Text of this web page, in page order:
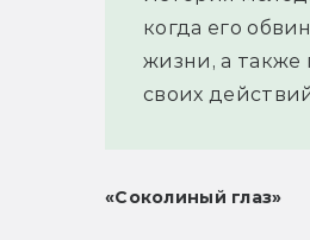
когда его
жизни, а
своих
«Соколиный глаз»